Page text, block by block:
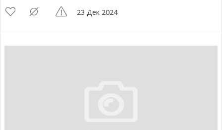
23 Дек 2024